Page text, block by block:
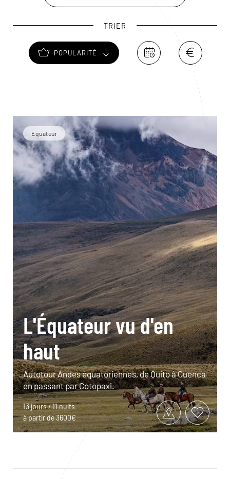
ayant appartenu aux différentes civilisations.
TRIER
POPULARITÉ
Equateur
L'Équateur vu d'en
haut
Autotour Andes équatoriennes, de Quito à Cuenca
en passant par Cotopaxi.
13 jours / 11 nuits
à partir de 3600€